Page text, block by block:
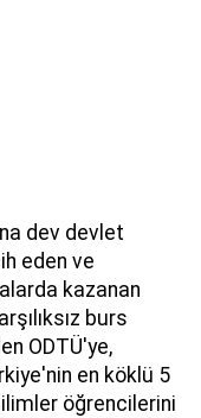
dev devlet
eden ve
kazanan
burs
ODTÜ'ye,
en köklü 5
öğrencilerini